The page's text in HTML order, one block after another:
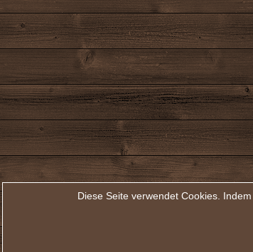
Diese Seite verwendet Cookies.